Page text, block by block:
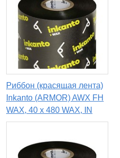
Риббон (красящая лента)
Inkanto (ARMOR) AWX FH
WAX, 40 х 480 WAX, IN